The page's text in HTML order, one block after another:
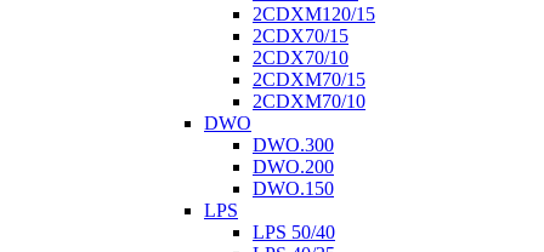
2CDXM120/15
2CDX70/15
2CDX70/10
2CDXM70/15
2CDXM70/10
DWO
DWO.300
DWO.200
DWO.150
LPS
LPS 50/40